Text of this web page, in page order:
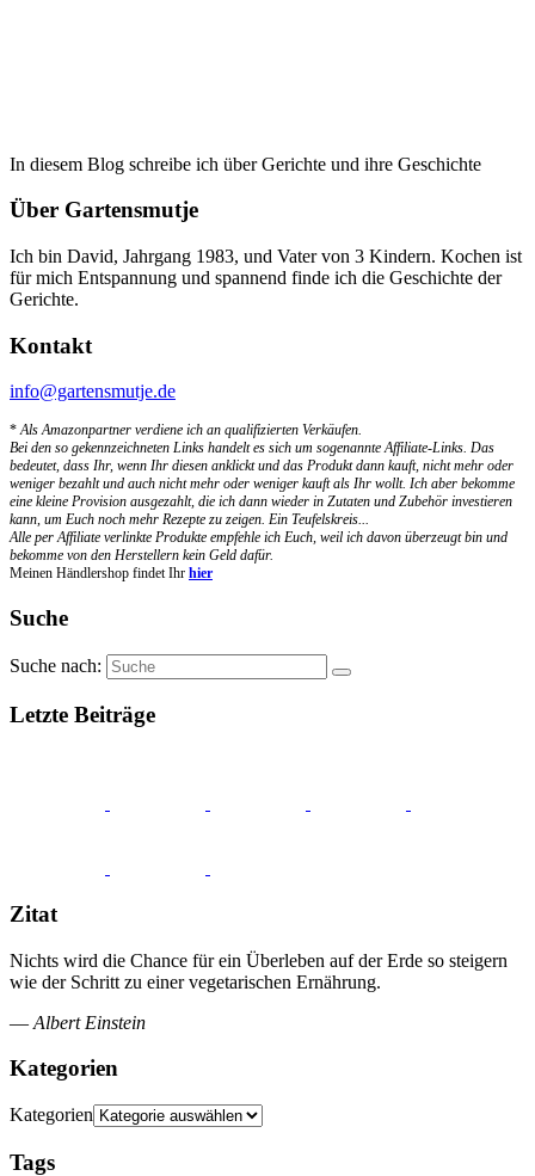
In diesem Blog schreibe ich über Gerichte und ihre Geschichte
Über Gartensmutje
Ich bin David, Jahrgang 1983, und Vater von 3 Kindern. Kochen ist
für mich Entspannung und spannend finde ich die Geschichte der
Gerichte.
Kontakt
info@gartensmutje.de
*Als Amazonpartner verdiene ich an qualifizierten Verkäufen.
Bei den so gekennzeichneten Links handelt es sich um sogenannte Affiliate-Links. Das
bedeutet, dass Ihr, wenn Ihr diesen anklickt und das Produkt dann kauft, nicht mehr oder
weniger bezahlt und auch nicht mehr oder weniger kauft als Ihr wollt. Ich aber bekomme
eine kleine Provision ausgezahlt, die ich dann wieder in Zutaten und Zubehör investieren
kann, um Euch noch mehr Rezepte zu zeigen. Ein Teufelskreis...
Alle per Affiliate verlinkte Produkte empfehle ich Euch, weil ich davon überzeugt bin und
bekomme von den Herstellern kein Geld dafür.
Meinen Händlershop findet Ihr hier
Suche
Suche nach:
Letzte Beiträge
Zitat
Nichts wird die Chance für ein Überleben auf der Erde so steigern
wie der Schritt zu einer vegetarischen Ernährung.
— Albert Einstein
Kategorien
Kategorien
Tags